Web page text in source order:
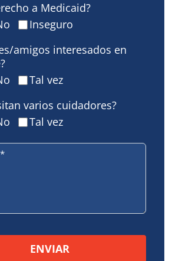
a Medicaid?
Inseguro
amigos interesados en
Tal vez
varios cuidadores?
Tal vez
*